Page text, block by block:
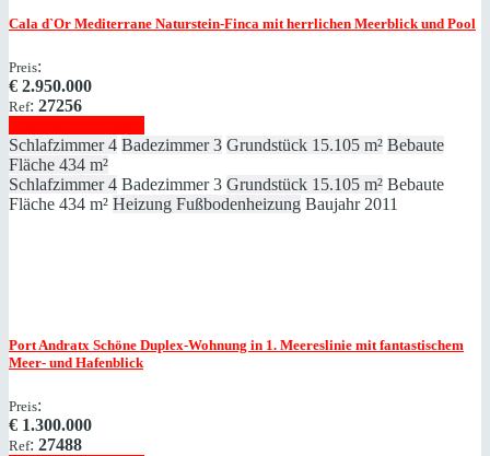
Cala d`Or Mediterrane Naturstein-Finca mit herrlichen Meerblick und Pool
Preis:
€ 2.950.000
Ref: 27256
Schlafzimmer 4 Badezimmer 3 Grundstück 15.105 m² Bebaute
Fläche 434 m²
Schlafzimmer 4 Badezimmer 3 Grundstück 15.105 m² Bebaute
Fläche 434 m² Heizung Fußbodenheizung Baujahr 2011
Port Andratx Schöne Duplex-Wohnung in 1. Meereslinie mit fantastischem
Meer- und Hafenblick
Preis:
€ 1.300.000
Ref: 27488